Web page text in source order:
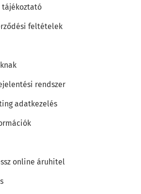
feltételek
rendszer
adatkezelés
online áruhitel